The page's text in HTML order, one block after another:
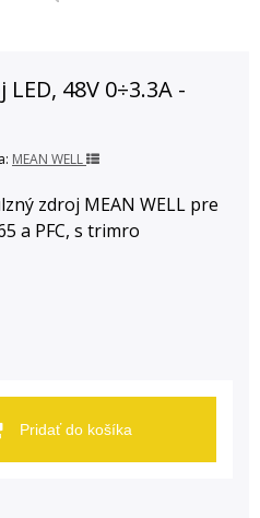
48V 0÷3.3A -
MEAN WELL
zdroj MEAN WELL pre
a PFC, s trimro
Pridať do košíka